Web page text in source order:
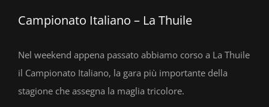
Campionato Italiano – La Thuile
Nel weekend appena passato abbiamo corso a La Thuile
il Campionato Italiano, la gara più importante della
stagione che assegna la maglia tricolore.